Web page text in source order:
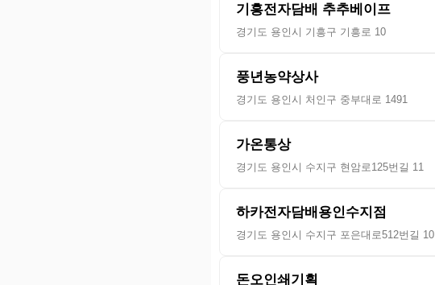
기흥전자담배 추추베이프
경기도 용인시 기흥구 기흥로 10
풍년농약상사
경기도 용인시 처인구 중부대로 1491
가온통상
경기도 용인시 수지구 현암로125번길 11
하카전자담배용인수지점
경기도 용인시 수지구 포은대로512번길 10
돈오인쇄기획